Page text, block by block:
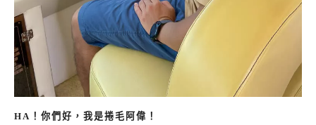
HA！你們好，我是捲毛阿偉！